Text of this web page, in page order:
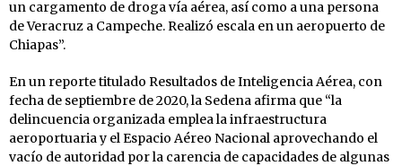
un cargamento de droga vía aérea, así como a una persona
de Veracruz a Campeche. Realizó escala en un aeropuerto de
Chiapas”.
En un reporte titulado Resultados de Inteligencia Aérea, con
fecha de septiembre de 2020, la Sedena afirma que “la
delincuencia organizada emplea la infraestructura
aeroportuaria y el Espacio Aéreo Nacional aprovechando el
vacío de autoridad por la carencia de capacidades de algunas